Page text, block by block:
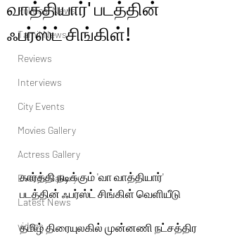
Political News
Tamil News
Reviews
Interviews
City Events
Movies Gallery
Actress Gallery
Events Gallery
Latest News
videos
வாத்தியார்' படத்தின்
ஃபர்ஸ்ட் சிங்கிள்!
கார்த்தி நடிக்கும் 'வா வாத்தியார்'
படத்தின் ஃபர்ஸ்ட் சிங்கிள் வெளியீடு
தமிழ் திரையுலகில் முன்னணி நட்சத்திர